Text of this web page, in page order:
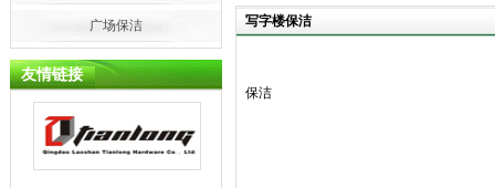
广场保洁
友情链接
写字楼保洁
保洁